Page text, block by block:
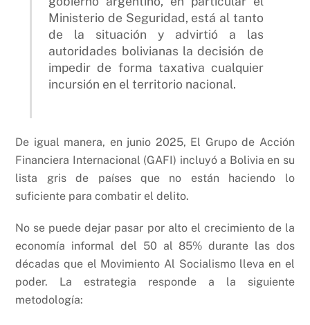
Ministerio de Seguridad, está al tanto
de la situación y advirtió a las
autoridades bolivianas la decisión de
impedir de forma taxativa cualquier
incursión en el territorio nacional.
De igual manera, en junio 2025, El Grupo de Acción
Financiera Internacional (GAFI) incluyó a Bolivia en su
lista gris de países que no están haciendo lo
suficiente para combatir el delito.
No se puede dejar pasar por alto el crecimiento de la
economía informal del 50 al 85% durante las dos
décadas que el Movimiento Al Socialismo lleva en el
poder. La estrategia responde a la siguiente
metodología: